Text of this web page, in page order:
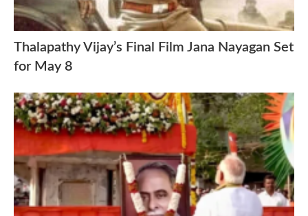
Thalapathy Vijay’s Final Film Jana Nayagan Set
for May 8